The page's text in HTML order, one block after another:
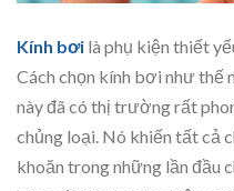
Kính bơi là phụ kiện thiết
Cách chọn kính bơi như thế
này đã có thị trường rất
chủng loại. Nó khiến tất cả
khoăn trong những lần đầu